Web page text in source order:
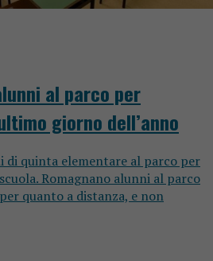
al parco per
giorno dell’anno
di quinta elementare al parco per
Romagnano alunni al parco
quanto a distanza, e non